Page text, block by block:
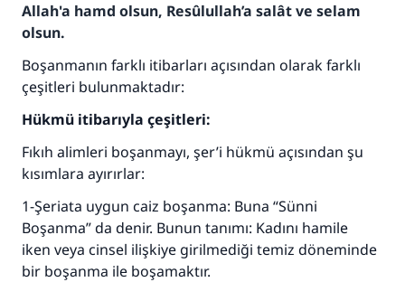
Allah'a hamd olsun, Resûlullah’a salât ve selam
olsun.
Boşanmanın farklı itibarları açısından olarak farklı
çeşitleri bulunmaktadır:
Hükmü itibarıyla çeşitleri:
Fıkıh alimleri boşanmayı, şer’i hükmü açısından şu
kısımlara ayırırlar:
1-Şeriata uygun caiz boşanma: Buna “Sünni
Boşanma” da denir. Bunun tanımı: Kadını hamile
iken veya cinsel ilişkiye girilmediği temiz döneminde
bir boşanma ile boşamaktır.